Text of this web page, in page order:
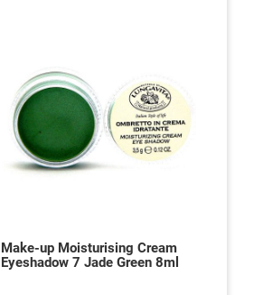
Make-up Moisturising Cream
Eyeshadow 7 Jade Green 8ml